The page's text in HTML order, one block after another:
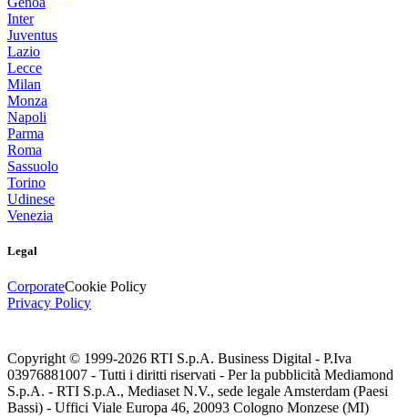
Inter
Juventus
Lazio
Lecce
Milan
Monza
Napoli
Parma
Roma
Sassuolo
Torino
Udinese
Venezia
Legal
CorporateCookie Policy
Privacy Policy
Copyright © 1999-2026 RTI S.p.A. Business Digital - P.Iva
03976881007 - Tutti i diritti riservati - Per la pubblicità Mediamond
S.p.A. - RTI S.p.A., Mediaset N.V., sede legale Amsterdam (Paesi
Bassi) - Uffici Viale Europa 46, 20093 Cologno Monzese (MI)